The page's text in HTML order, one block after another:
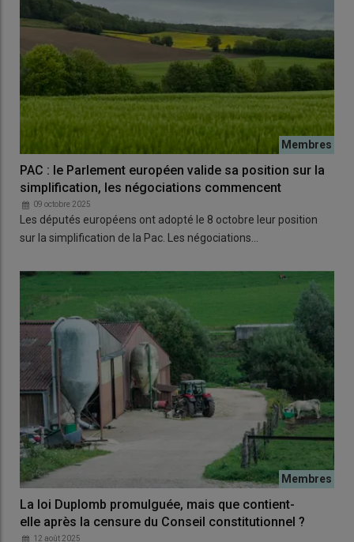
PAC : le Parlement européen valide sa position sur la
simplification, les négociations commencent
09 octobre 2025
Les députés européens ont adopté le 8 octobre leur position
sur la simplification de la Pac. Les négociations…
La loi Duplomb promulguée, mais que contient-
elle après la censure du Conseil constitutionnel ?
12 août 2025